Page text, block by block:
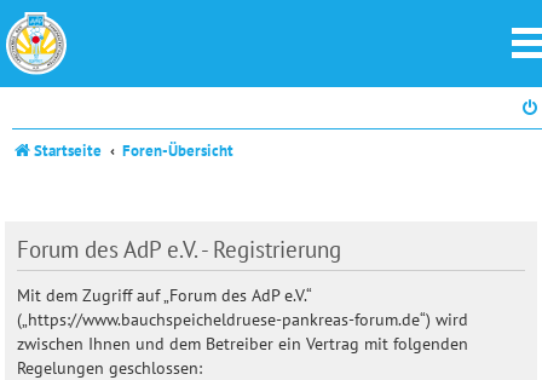
Startseite Foren-Übersicht
Forum des AdP e.V. - Registrierung
Mit dem Zugriff auf „Forum des AdP e.V.“
(„https://www.bauchspeicheldruese-pankreas-forum.de“) wird
zwischen Ihnen und dem Betreiber ein Vertrag mit folgenden
Regelungen geschlossen: